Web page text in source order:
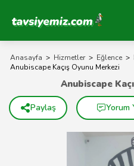
Tavsiyemiz Anasayfa
Anasayfa > Hizmetler > Eğlence >
Anubiscape Kaçış Oyunu Merkezi
Anubiscape
Paylaş Yorum